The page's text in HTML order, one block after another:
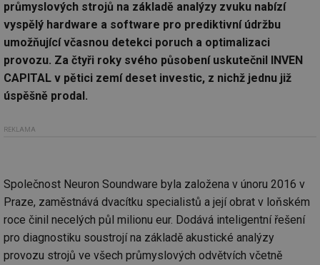
průmyslových strojů na základě analýzy zvuku nabízí
vyspělý hardware a software pro prediktivní údržbu
umožňující včasnou detekci poruch a optimalizaci
provozu. Za čtyři roky svého působení uskutečnil INVEN
CAPITAL v pětici zemí deset investic, z nichž jednu již
úspěšně prodal.
REKLAMA
Společnost Neuron Soundware byla založena v únoru 2016 v
Praze, zaměstnává dvacítku specialistů a její obrat v loňském
roce činil necelých půl milionu eur. Dodává inteligentní řešení
pro diagnostiku soustrojí na základě akustické analýzy
provozu strojů ve všech průmyslových odvětvích včetně